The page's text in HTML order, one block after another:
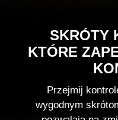
SKRÓTY
KTÓRE
Przejmij
wygodnym